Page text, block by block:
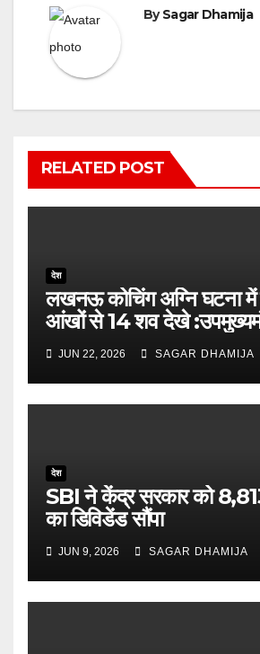
BySagar Dhamija
RELATED POST
देश
लखनऊ कोचिंग अग्नि घटना में
आंखों से 14 शव देखे :उपमुख्यमंत्री ब्रजेश
पाठक
JUN 22, 2026 SAGAR DHAMIJA
देश
SBI ने केंद्र सरकार को
का डिविडेंड सौंपा
JUN 9, 2026 SAGAR DHAMIJA